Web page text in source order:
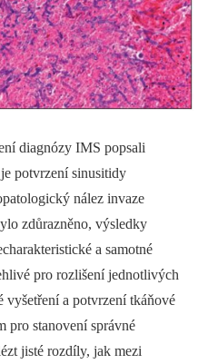
diagnózy IMS popsali
potvrzení sinusitidy
nález invaze
zdůrazněno, výsledky
a samotné
pro rozlišení jednotlivých
a potvrzení tkáňové
pro stanovení správné
jisté rozdíly, jak mezi